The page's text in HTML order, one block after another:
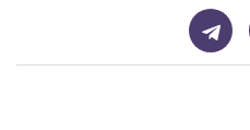
- ديلي ميديكال انفو شارك على تيليجرام - ديلي ميديكال انفو